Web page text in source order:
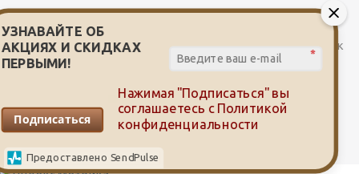
2026 © Служба заказа и доставки лекарств от сети аптек
"Мой доктор"
УЗНАВАЙТЕ ОБ
АКЦИЯХ И СКИДКАХ
ПЕРВЫМИ!
Подписаться
Нажимая "Подписаться" вы
соглашаетесь сПолитикой
конфиденциальности
Предоставлено SendPulse